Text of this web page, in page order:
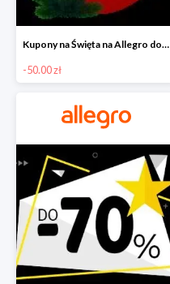
Kupony na Święta na Allegro do -50 zł
-50.00 zł